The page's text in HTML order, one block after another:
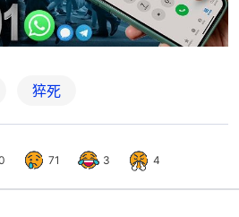
猝死
71 3 4